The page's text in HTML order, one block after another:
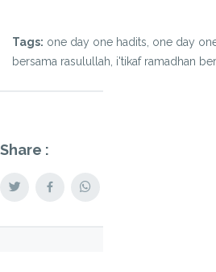
Tags: one day one hadits, one day
bersama rasulullah, i'tikaf ramadhan
Share :